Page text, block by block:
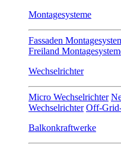
Montagesysteme
Fassaden
Freiland
Wechselrichter
Micro Wechselrichter
Wechselrichter Off-
Balkonkraftwerke